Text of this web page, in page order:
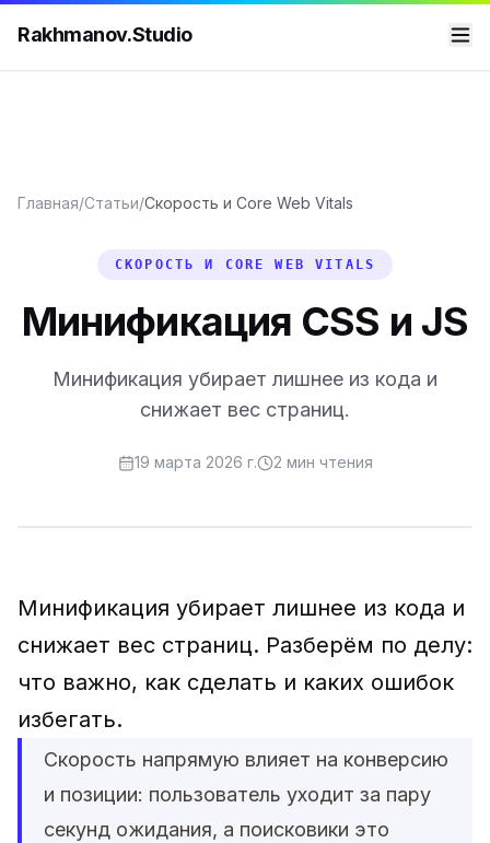
Rakhmanov.Studio
Главная/Статьи/Скорость и Core Web Vitals
СКОРОСТЬ И CORE WEB VITALS
Минификация CSS и JS
Минификация убирает лишнее из кода и
снижает вес страниц.
19 марта 2026 г. 2 мин чтения
Минификация убирает лишнее из кода и
снижает вес страниц. Разберём по делу:
что важно, как сделать и каких ошибок
избегать.
Скорость напрямую влияет на конверсию
и позиции: пользователь уходит за пару
секунд ожидания, а поисковики это